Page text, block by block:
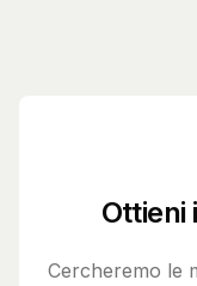
Ottieni
Cercheremo le